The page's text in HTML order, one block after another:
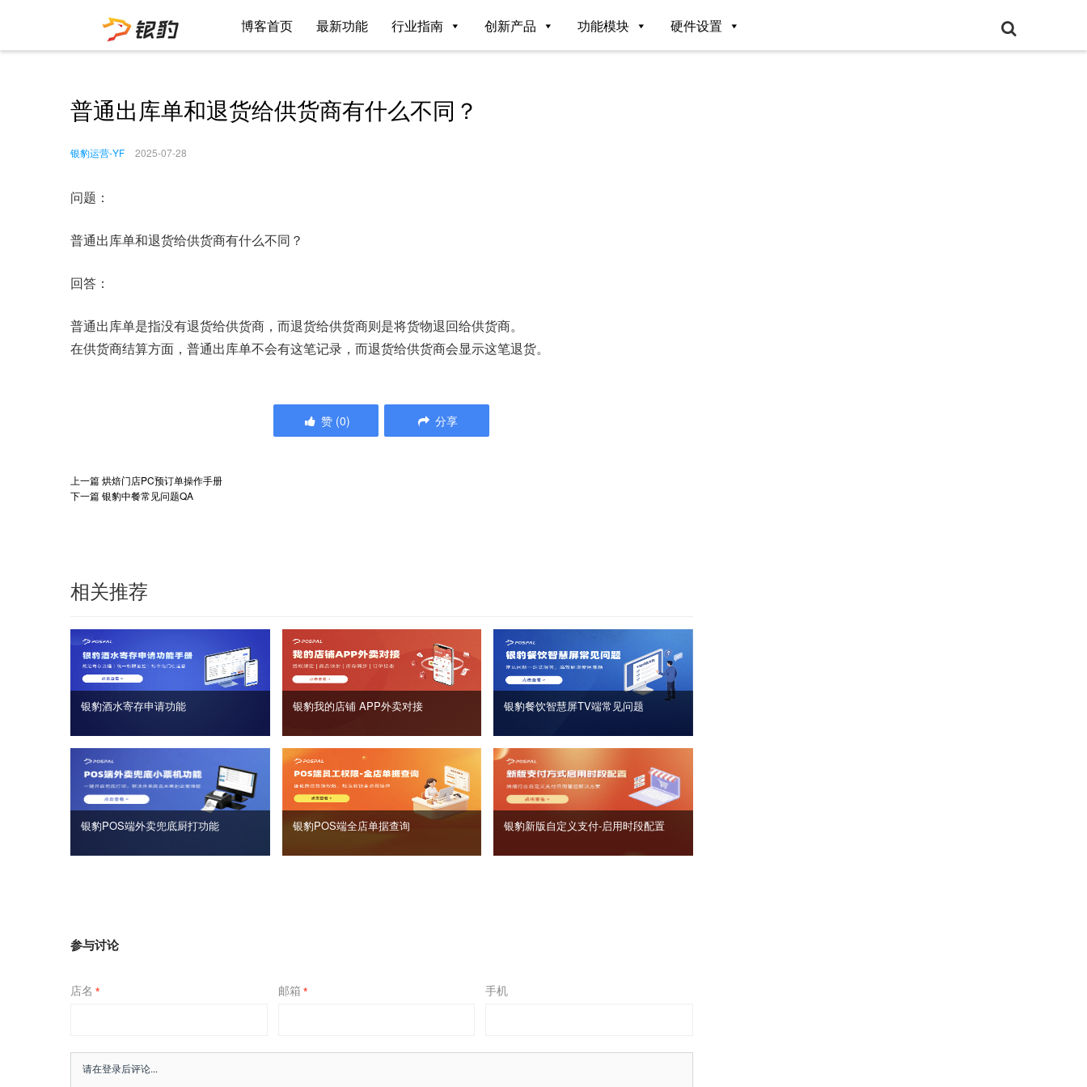
博客首页 最新功能 行业指南 创新产品 功能模块 硬件设置
普通出库单和退货给供货商有什么不同？
银豹运营-YF 2025-07-28
问题：
普通出库单和退货给供货商有什么不同？
回答：
普通出库单是指没有退货给供货商，而退货给供货商则是将货物退回给供货商。
在供货商结算方面，普通出库单不会有这笔记录，而退货给供货商会显示这笔退货。
赞 (0) 分享
上一篇烘焙门店PC预订单操作手册
下一篇银豹中餐常见问题QA
相关推荐
银豹酒水寄存申请功能 银豹我的店铺 APP外卖对接 银豹餐饮智慧屏TV端常见问题
银豹POS端外卖兜底厨打功能 银豹POS端全店单据查询 银豹新版自定义支付‑启用时段配置
参与讨论
店名 * 邮箱 * 手机